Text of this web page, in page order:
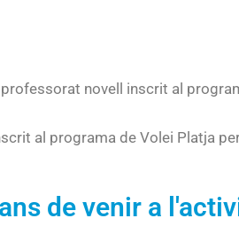
novell inscrit al
al programa de Volei Platja
de venir a